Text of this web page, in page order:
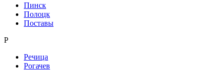
Пинск
Полоцк
Поставы
Р
Речица
Рогачев